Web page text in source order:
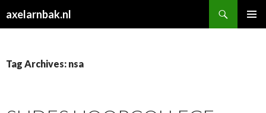
axelarnbak.nl
Tag Archives: nsa